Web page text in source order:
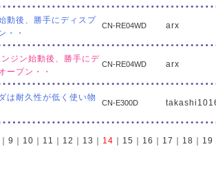
動後、勝手にディスプ
・・
CN-RE04WD arx
ジン始動後、勝手にデ
ープン・・
CN-RE04WD arx
は耐久性が低く使い物
CN-E300D
9 10 11 12 13 14 15 16 17 18 19